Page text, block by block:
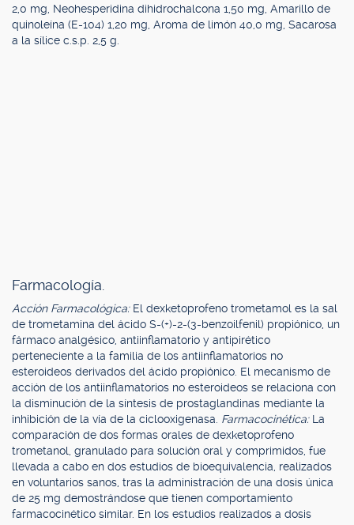
2,0 mg, Neohesperidina dihidrochalcona 1,50 mg, Amarillo de
quinoleína (E-104) 1,20 mg, Aroma de limón 40,0 mg, Sacarosa
a la sílice c.s.p. 2,5 g.
Farmacología.
Acción Farmacológica: El dexketoprofeno trometamol es la sal
de trometamina del ácido S-(+)-2-(3-benzoilfenil) propiónico, un
fármaco analgésico, antiinflamatorio y antipirético
perteneciente a la familia de los antiinflamatorios no
esteroideos derivados del ácido propiónico. El mecanismo de
acción de los antiinflamatorios no esteroideos se relaciona con
la disminución de la síntesis de prostaglandinas mediante la
inhibición de la vía de la ciclooxigenasa. Farmacocinética: La
comparación de dos formas orales de dexketoprofeno
trometanol, granulado para solución oral y comprimidos, fue
llevada a cabo en dos estudios de bioequivalencia, realizados
en voluntarios sanos, tras la administración de una dosis única
de 25 mg demostrándose que tienen comportamiento
farmacocinético similar. En los estudios realizados a dosis